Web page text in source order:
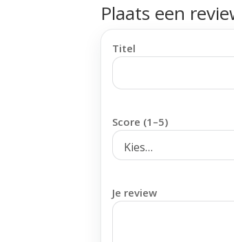
Plaats een
Titel
Score (1–5)
Je review